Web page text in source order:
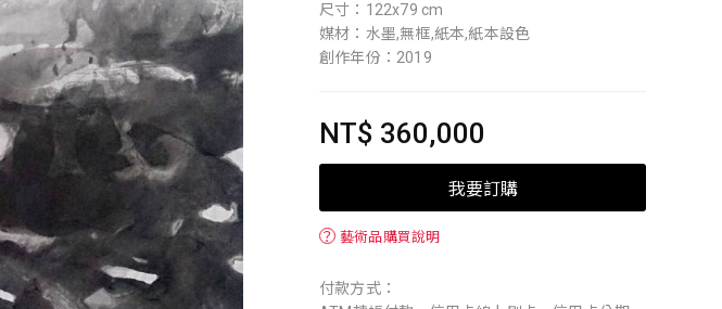
尺寸：122x79 cm
媒材：水墨,無框,紙本,紙本設色
創作年份：2019
NT$ 360,000
我要訂購
？ 藝術品購買說明
付款方式：